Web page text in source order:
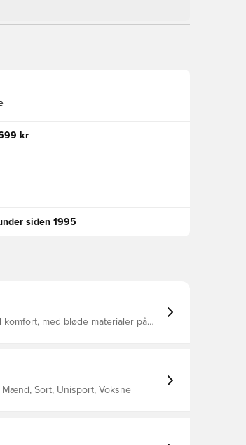
kr
siden 1995
med bløde materialer på
Sort, Unisport, Voksne